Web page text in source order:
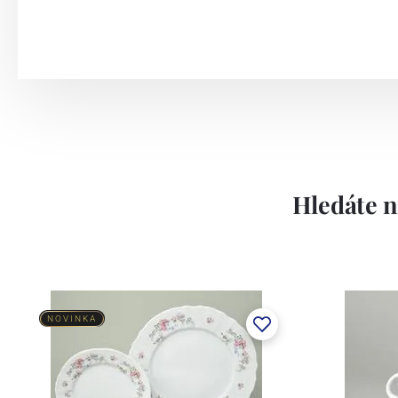
a.s. včetně ochranné známky a
tlakového lití, moderními
dekorovat své výrobky pomocí
Concordia Lesov používá ochrannou
Hledáte
NOVINKA